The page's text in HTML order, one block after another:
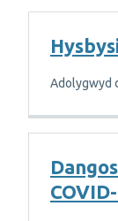
Adolygwyd